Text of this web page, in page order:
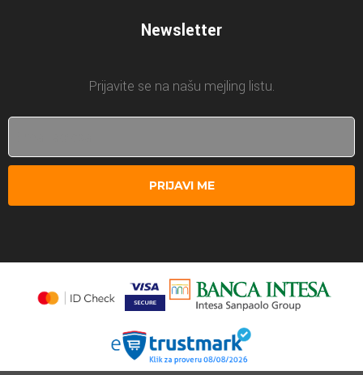
Newsletter
Prijavite se na našu mejling listu.
PRIJAVI ME